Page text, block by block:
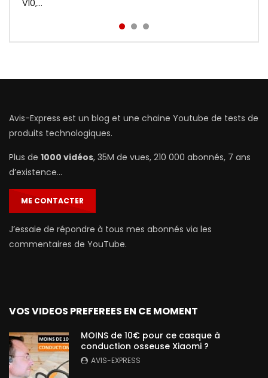
V10,...
Avis-Express est un blog et une chaine Youtube de tests de
produits technologiques.
Plus de 1000 vidéos, 35M de vues, 210 000 abonnés, 7 ans
d’existence…
ME CONTACTER
J’essaie de répondre à tous mes abonnés via les
commentaires de YouTube.
VOS VIDEOS PREFEREES EN CE MOMENT
MOINS de 10€ pour ce casque à
conduction osseuse Xiaomi ?
AVIS-EXPRESS